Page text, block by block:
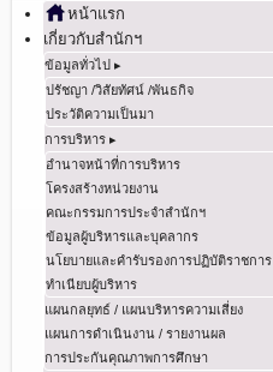
หน้าแรก
เกี่ยวกับสำนักฯ
ข้อมูลทั่วไป ▸
ปรัชญา /วิสัยทัศน์ /พันธกิจ
ประวัติความเป็นมา
การบริหาร ▸
อำนาจหน้าที่การบริหาร
โครงสร้างหน่วยงาน
คณะกรรมการประจำสำนักฯ
ข้อมูลผู้บริหารและบุคลากร
นโยบายและคำรับรองการปฏิบัติราชการ
ทำเนียบผู้บริหาร
แผนกลยุทธ์ / แผนบริหารความเสี่ยง
แผนการดำเนินงาน / รายงานผล
การประกันคุณภาพการศึกษา